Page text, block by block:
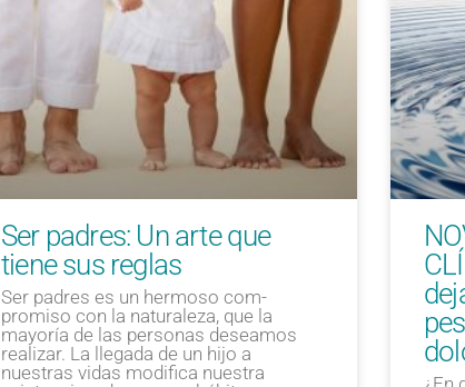
Ser padres: Un arte que
tiene sus reglas
Ser padres es un hermoso com­
promiso con la naturaleza, que la
mayoría de las personas de­seamos
realizar. La llegada de un hijo a
nuestras vidas modifica nuestra